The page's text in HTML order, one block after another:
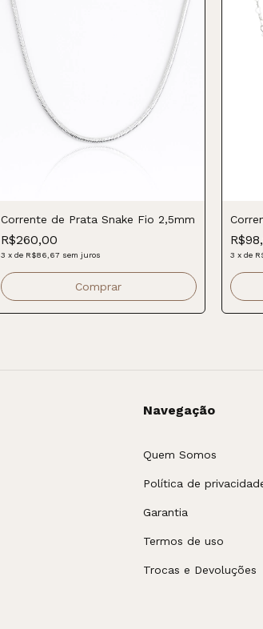
Corrente de Prata Snake Fio 2,5mm
R$260,00
3 xde R$86,67 sem juros 3 x de
Navegação
Quem Somos
Política de
Garantia
Termos de uso
Trocas e Devoluções